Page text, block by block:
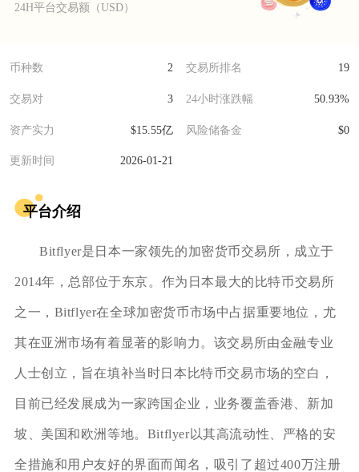
24H平台交易额（USD）
币种数 2 交易所排名 19
交易对 3 24小时涨跌幅 50.93%
资产实力 $15.55亿 风险储备金 $0
更新时间 2026-01-21
平台介绍
Bitflyer是日本一家领先的加密货币交易所，成立于
2014年，总部位于东京。作为日本最大的比特币交易所
之一，Bitflyer在全球加密货币市场中占据重要地位，尤
其在亚洲市场有着显著的影响力。该交易所由金融专业
人士创立，旨在填补当时日本比特币交易市场的空白，
目前已经发展成为一家跨国企业，业务覆盖香港、新加
坡、美国和欧洲等地。Bitflyer以其高流动性、严格的安
全措施和用户友好的界面而闻名，吸引了超过400万注册